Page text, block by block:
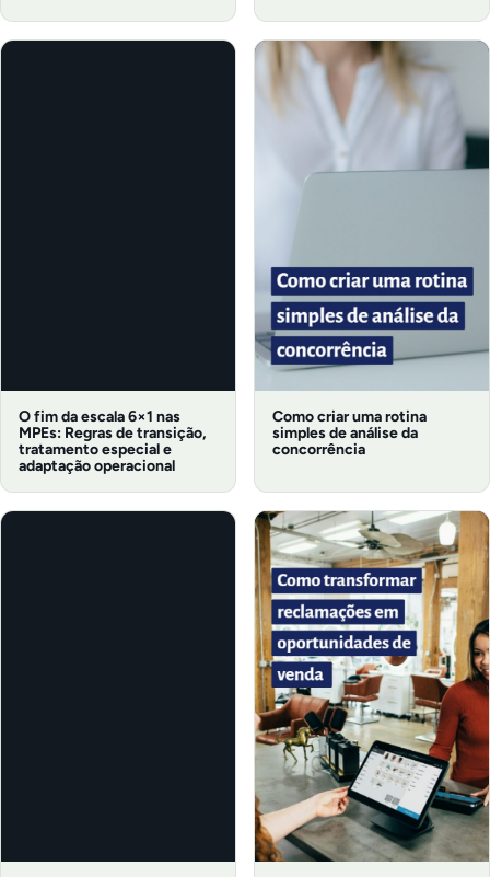
O fim da escala 6×1 nas
MPEs: Regras de transição,
tratamento especial e
adaptação operacional
Como criar uma rotina
simples de análise da
concorrência